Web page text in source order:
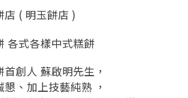
店 ( 明玉餅店 )
各式各樣中式糕餅
首創人 蘇啟明先生，
懇、加上技藝純熟 ，